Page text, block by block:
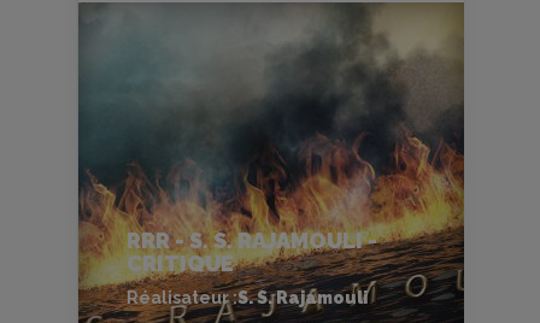
RRR - S. S. RAJAMOULI -
CRITIQUE
Réalisateur :S. S. Rajamouli